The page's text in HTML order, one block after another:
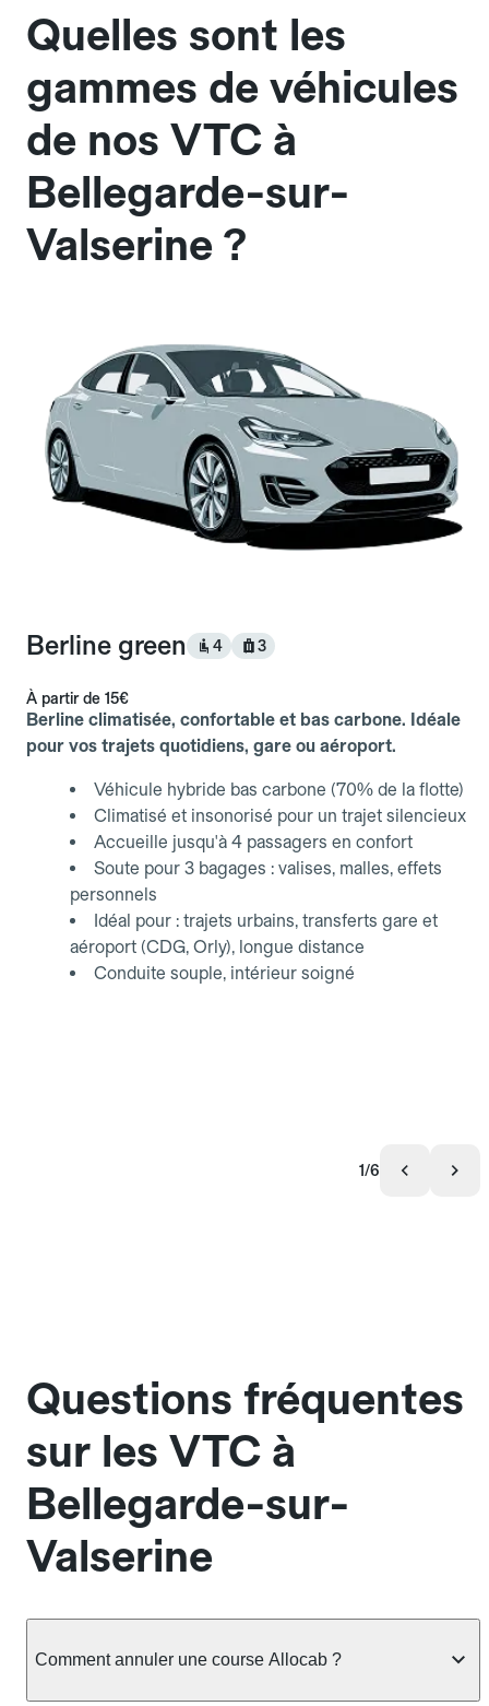
Quelles sont les
gammes de véhicules
de nos VTC à
Bellegarde-sur-
Valserine ?
Berline green 4 3
À partir de 15€
Berline climatisée, confortable et bas carbone. Idéale
pour vos trajets quotidiens, gare ou aéroport.
Véhicule hybride bas carbone (70% de la flotte)
Climatisé et insonorisé pour un trajet silencieux
Accueille jusqu'à 4 passagers en confort
Soute pour 3 bagages : valises, malles, effets
personnels
Idéal pour : trajets urbains, transferts gare et
aéroport (CDG, Orly), longue distance
Conduite souple, intérieur soigné
1/6
Questions fréquentes
sur les VTC à
Bellegarde-sur-
Valserine
Comment annuler une course Allocab ?